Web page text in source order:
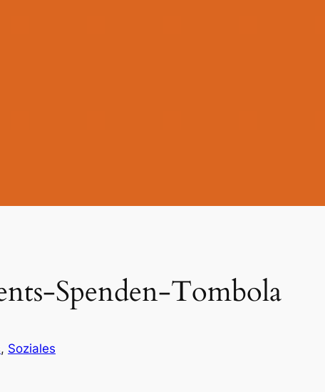
Spenden-Tombola
, Soziales